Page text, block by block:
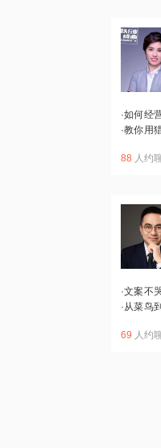
·如何经
·教你用
88 人约
·文案不
·从菜鸟
69 人约